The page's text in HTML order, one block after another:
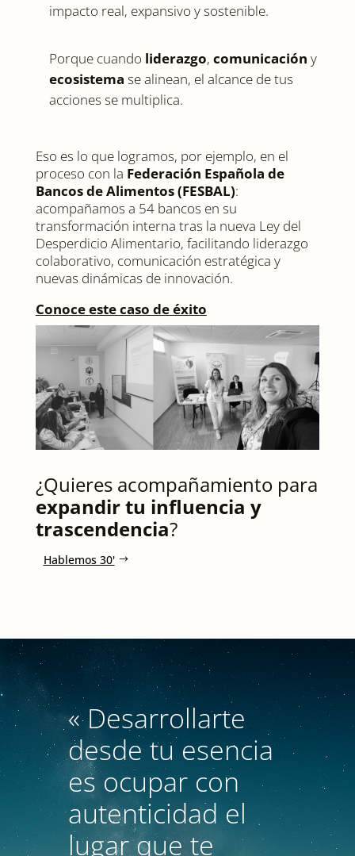
impacto real, expansivo y sostenible.
Porque cuando liderazgo, comunicación y
ecosistema se alinean, el alcance de tus
acciones se multiplica.
Eso es lo que logramos, por ejemplo, en el
proceso con la Federación Española de
Bancos de Alimentos (FESBAL):
acompañamos a 54 bancos en su
transformación interna tras la nueva Ley del
Desperdicio Alimentario, facilitando liderazgo
colaborativo, comunicación estratégica y
nuevas dinámicas de innovación.
Conoce este caso de éxito
¿Quieres acompañamiento para
expandir tu influencia y
trascendencia?
Hablemos 30'
« Desarrollarte
desde tu esencia
es ocupar con
autenticidad el
lugar que te